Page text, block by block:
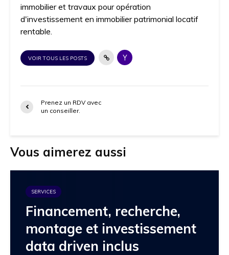
immobilier et travaux pour opération
d'investissement en immobilier patrimonial locatif
rentable.
VOIR TOUS LES POSTS
Prenez un RDV avec
un conseiller.
Vous aimerez aussi
SERVICES
Financement, recherche,
montage et investissement
data driven inclus